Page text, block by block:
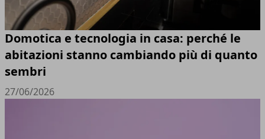
Domotica e tecnologia in casa: perché le
abitazioni stanno cambiando più di quanto
sembri
27/06/2026